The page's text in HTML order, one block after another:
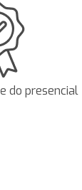
do presencial